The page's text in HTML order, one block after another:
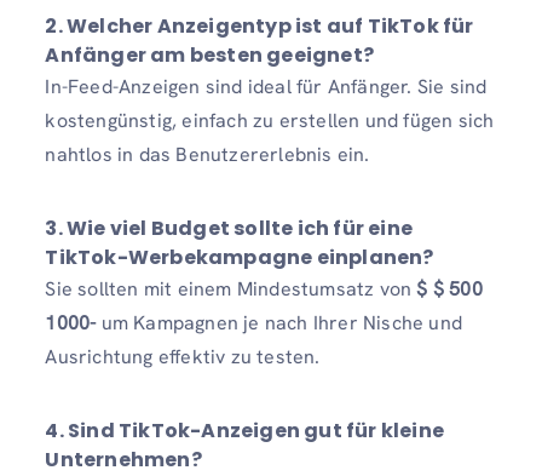
2.Welcher Anzeigentyp ist auf TikTok für
Anfänger am besten geeignet?
In-Feed-Anzeigen sind ideal für Anfänger. Sie sind
kostengünstig, einfach zu erstellen und fügen sich
nahtlos in das Benutzererlebnis ein.
3. Wie viel Budget sollte ich für eine
TikTok-Werbekampagne einplanen?
Sie sollten mit einem Mindestumsatz von$ $ 500
1000-um Kampagnen je nach Ihrer Nische und
Ausrichtung effektiv zu testen.
4.Sind TikTok-Anzeigen gut für kleine
Unternehmen?